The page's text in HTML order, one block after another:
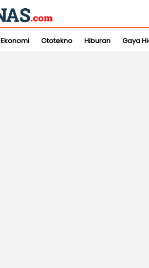
Ekonomi Ototekno Hiburan Gaya